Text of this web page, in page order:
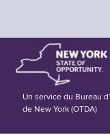
Un service du Bureau
de New York (OTDA)